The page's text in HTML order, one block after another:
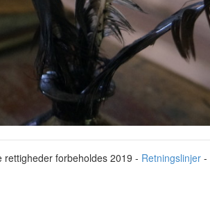
rettigheder forbeholdes 2019 - Retningslinjer -